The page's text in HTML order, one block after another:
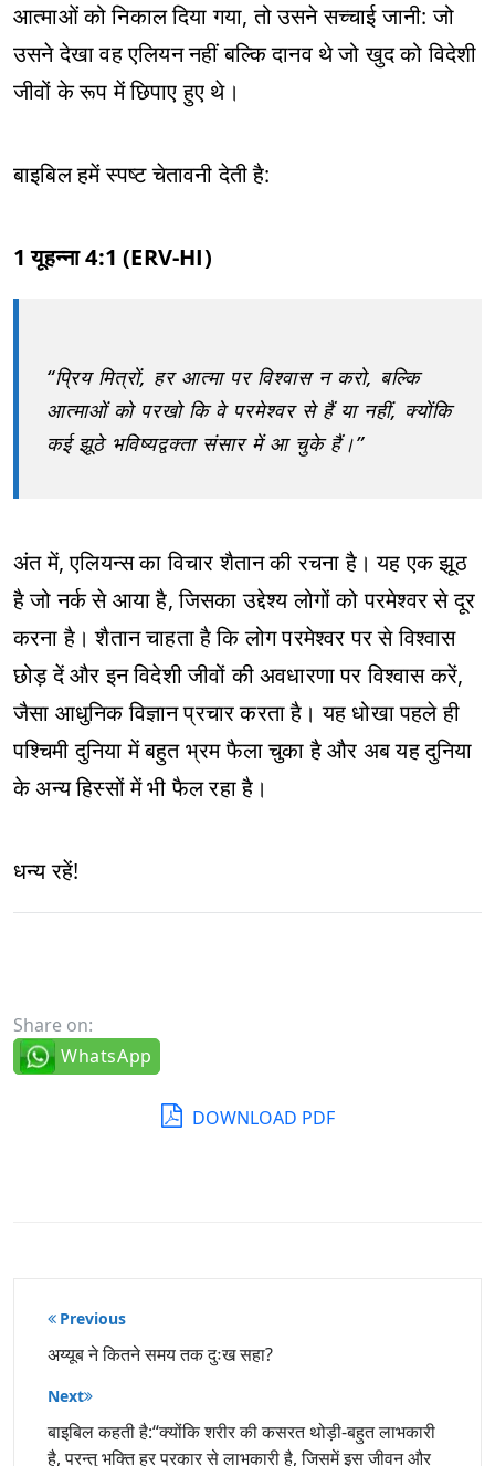
आत्माओं को निकाल दिया गया, तो उसने सच्चाई जानी: जो
उसने देखा वह एलियन नहीं बल्कि दानव थे जो खुद को विदेशी
जीवों के रूप में छिपाए हुए थे।
बाइबिल हमें स्पष्ट चेतावनी देती है:
1 यूहन्ना 4:1 (ERV-HI)
“प्रिय मित्रों, हर आत्मा पर विश्वास न करो, बल्कि
आत्माओं को परखो कि वे परमेश्वर से हैं या नहीं, क्योंकि
कई झूठे भविष्यद्वक्ता संसार में आ चुके हैं।”
अंत में, एलियन्स का विचार शैतान की रचना है। यह एक झूठ
है जो नर्क से आया है, जिसका उद्देश्य लोगों को परमेश्वर से दूर
करना है। शैतान चाहता है कि लोग परमेश्वर पर से विश्वास
छोड़ दें और इन विदेशी जीवों की अवधारणा पर विश्वास करें,
जैसा आधुनिक विज्ञान प्रचार करता है। यह धोखा पहले ही
पश्चिमी दुनिया में बहुत भ्रम फैला चुका है और अब यह दुनिया
के अन्य हिस्सों में भी फैल रहा है।
धन्य रहें!
Share on:
WhatsApp
DOWNLOAD PDF
पोस्ट
नेविगेशन
Previous
अय्यूब ने कितने समय तक दुःख सहा?
Next
बाइबिल कहती है:“क्योंकि शरीर की कसरत थोड़ी-बहुत लाभकारी
है, परन्तु भक्ति हर प्रकार से लाभकारी है, जिसमें इस जीवन और